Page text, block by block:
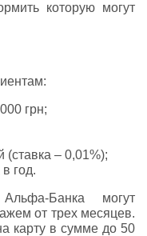
которую могут
грн;
(ставка – 0,01%);
год.
Банка могут
от трех месяцев.
карту в сумме до 50